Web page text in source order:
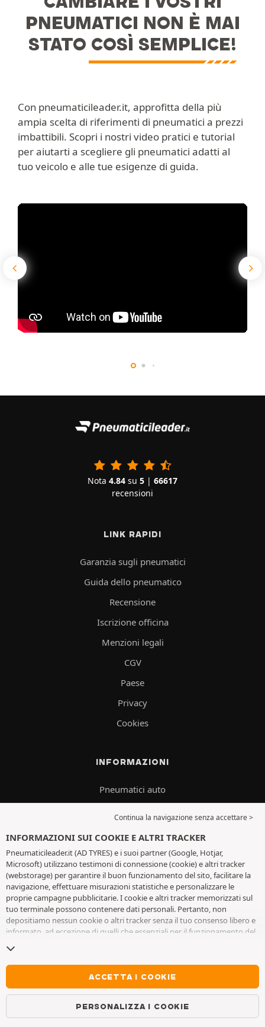
PNEUMATICI NON È MAI
STATO COSÌ SEMPLICE!
Con pneumaticileader.it, approfitta della più
ampia scelta di riferimenti di pneumatici a prezzi
imbattibili. Scopri i nostri video pratici e tutorial
per aiutarti a scegliere gli pneumatici adatti al
tuo veicolo e alle tue esigenze di guida.
Nota 4.84 su 5 | 66617
recensioni
LINK RAPIDI
Garanzia sugli pneumatici
Guida dello pneumatico
Recensione
Iscrizione officina
Menzioni legali
CGV
Paese
Privacy
Cookies
INFORMAZIONI
Pneumatici auto
Catene da neve
Negozio
Oli
Guida dello pneumatico
Consegna e montaggio
Lun-Ven, 9-17
WhatsApp
Continua la navigazione senza accettare >
INFORMAZIONI SUI COOKIE E ALTRI TRACKER
Pneumaticileader.it (AD TYRES) e i suoi partner (Google, Hotjar,
Microsoft) utilizzano testimoni di connessione (cookie) e altri tracker
(webstorage) per garantire il buon funzionamento del sito, facilitare la
navigazione, effettuare misurazioni statistiche e personalizzare le
proprie campagne pubblicitarie. I cookie e altri tracker memorizzati sul
tuo terminale possono contenere dati personali. Pertanto, non
depositiamo nessun cookie o altri tracker senza il tuo consenso libero e
informato, ad eccezione di quelli che essenziali per il funzionamento del
in qualsiasi momento andando alla
scegliere di continuare a navigare senza accettare il deposito di cookie o
altri tracker. Il rifiuto non impedisce l'accesso ai servizi AD TYRES. Per
maggiori informazioni, visitala pagina cookie ealtri tracker.
ACCETTA I COOKIE
PERSONALIZZA I COOKIE